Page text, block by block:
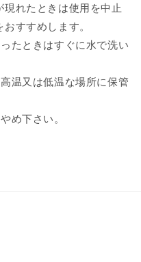
れたときは使用を中止
すすめします。
たときはすぐに水で洗い
温又は低温な場所に保管
め下さい。